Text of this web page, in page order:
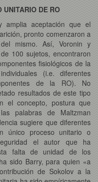
UNITARIO DE RO
aceptación que el
pronto comenzaron a
mismo. Así, Voronin y
100 sujetos, encontraron
fisiológicos de la
(i.e. diferentes
de la RO). No
resultados de este tipo
el concepto, postura que
palabras de Maltzman
sugiere que diferentes
único proceso unitario o
el autor que ha
falta de unidad de los
sido Barry, para quien «a
de Sokolov a la